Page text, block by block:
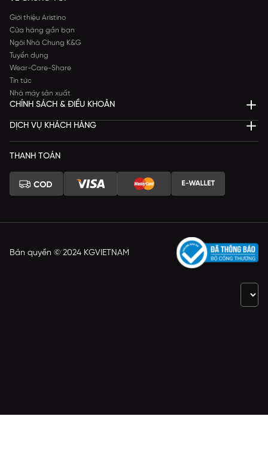
Giới thiệu Aristino
Cửa hàng gần bạn
Ngôi Nhà Chung K&G
Tuyển dụng
Wear-Care-Share
Tin tức
Nhà máy sản xuất
CHÍNH SÁCH & ĐIỀU KHOẢN
DỊCH VỤ KHÁCH HÀNG
THANH TOÁN
Bản quyền © 2024 KGVIETNAM